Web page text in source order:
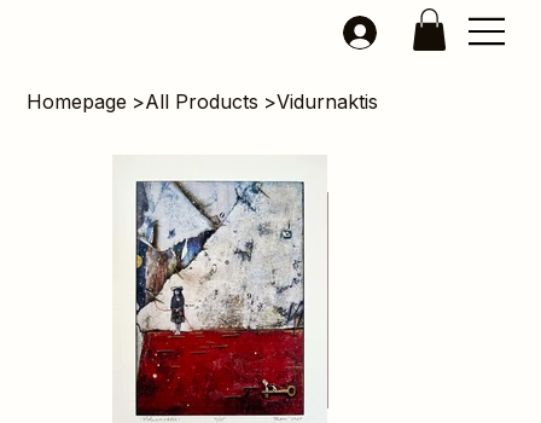
Homepage >All Products >Vidurnaktis